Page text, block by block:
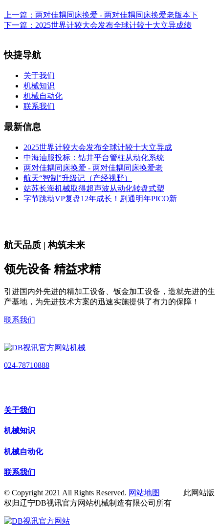
上一篇： 两对佳耦同床换爱 - 两对佳耦同床换爱老版本下
下一篇： 2025世界计较大会发布全球计较十大立异成绩
快捷导航
关于我们
机械知识
机械自动化
联系我们
最新信息
2025世界计较大会发布全球计较十大立异成
中海油服投标：钻井平台管柱从动化系统
两对佳耦同床换爱 - 两对佳耦同床换爱老
航天“智制”升级记（产经视野）
姑苏长海机械取得超声波从动化转盘式塑
字节跳动VP复盘12年成长！剧通明年PICO新
航天品质 | 构筑未来
领先设备 精益求精
引进国内外先进的精加工设备、钣金加工设备，造就先进的生
产基地，为先进技术方案的迅速实施提供了有力的保障！
联系我们
024-78710888
关于我们
机械知识
机械自动化
联系我们
© Copyright 2021 All Rights Reserved. 网站地图
此网站版
权归辽宁DB视讯官方网站机械制造有限公司所有